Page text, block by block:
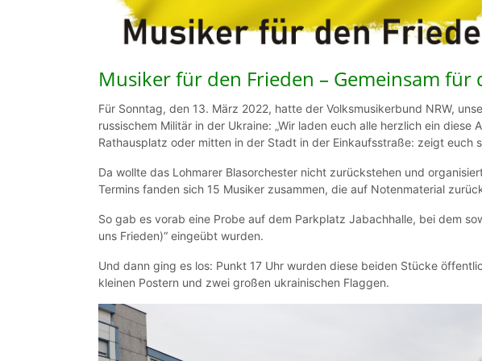
Musiker für den Frieden – Gemeinsam für
Für Sonntag, den 13. März 2022, hatte der Volksmusikerbund NRW,
russischem Militär in der Ukraine: „Wir laden euch alle herzlich ein
Rathausplatz oder mitten in der Stadt in der Einkaufsstraße: zeigt euch
Da wollte das Lohmarer Blasorchester nicht zurückstehen und
Termins fanden sich 15 Musiker zusammen, die auf Notenmaterial
So gab es vorab eine Probe auf dem Parkplatz Jabachhalle, bei dem
uns Frieden)“ eingeübt wurden.
Und dann ging es los: Punkt 17 Uhr wurden diese beiden Stücke
kleinen Postern und zwei großen ukrainischen Flaggen.